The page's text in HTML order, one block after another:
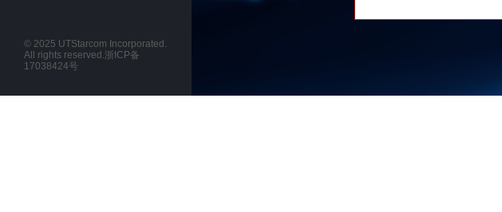
© 2025 UTStarcom Incorporated.
All rights reserved.浙ICP备
17038424号